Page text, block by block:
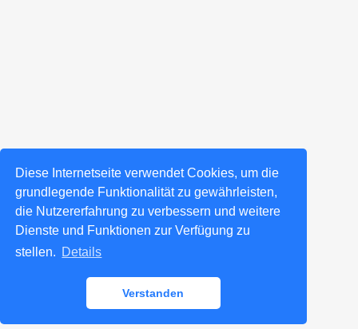
Diese Internetseite verwendet Cookies, um die
grundlegende Funktionalität zu gewährleisten,
die Nutzererfahrung zu verbessern und weitere
Dienste und Funktionen zur Verfügung zu
stellen. Details
Verstanden